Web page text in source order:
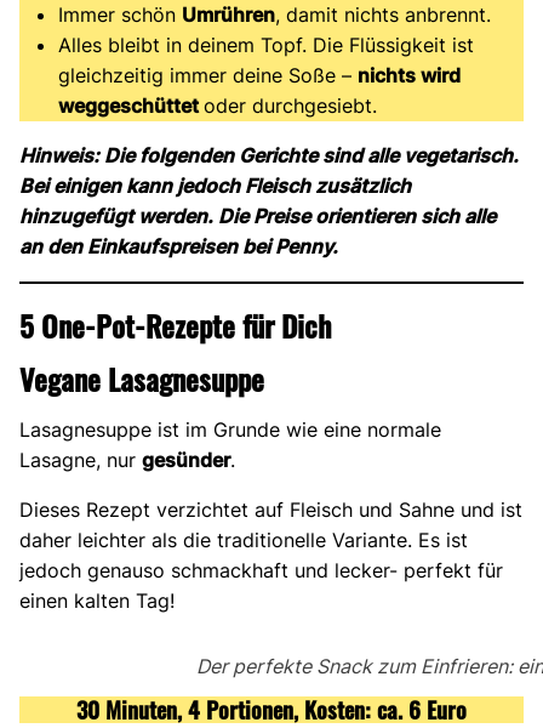
Immer schön Umrühren, damit nichts anbrennt.
Alles bleibt in deinem Topf. Die Flüssigkeit ist
gleichzeitig immer deine Soße – nichts wird
weggeschüttet oder durchgesiebt.
Hinweis: Die folgenden Gerichte sind alle vegetarisch.
Bei einigen kann jedoch Fleisch zusätzlich
hinzugefügt werden. Die Preise orientieren sich alle
an den Einkaufspreisen bei Penny.
5 One-Pot-Rezepte für Dich
Vegane Lasagnesuppe
Lasagnesuppe ist im Grunde wie eine normale
Lasagne, nur gesünder.
Dieses Rezept verzichtet auf Fleisch und Sahne und ist
daher leichter als die traditionelle Variante. Es ist
jedoch genauso schmackhaft und lecker- perfekt für
einen kalten Tag!
Der perfekte Snack zum Einfrieren:
30 Minuten, 4 Portionen, Kosten: ca. 6 Euro